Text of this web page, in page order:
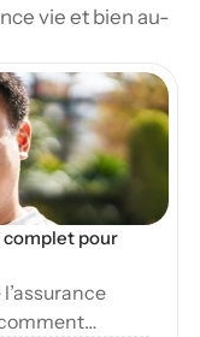
vie et bien au-
complet pour